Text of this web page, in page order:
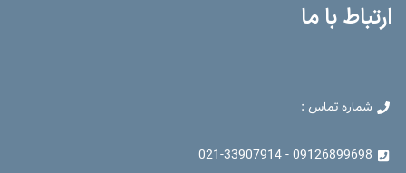
ارتباط با ما
شماره تماس :
09126899698 - 021-33907914